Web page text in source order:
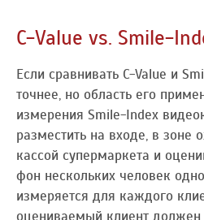
C-Value vs. Smile-
Если сравнивать С-Value и
точнее, но область его
измерения Smile-Index
разместить на входе, в зоне
кассой супермаркета и
фон нескольких человек
измеряется для каждого
оцениваемый клиент должен